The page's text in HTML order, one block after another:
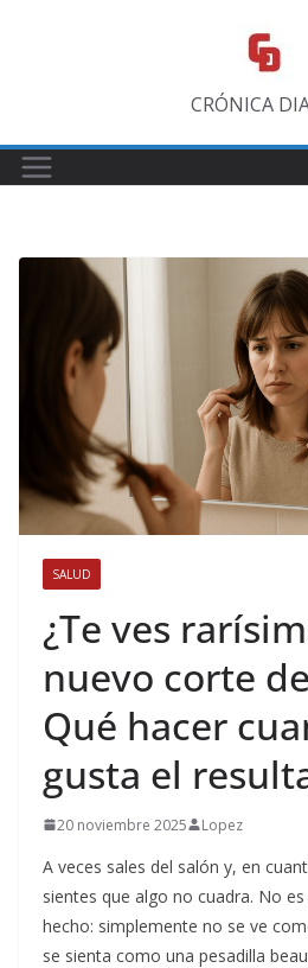
CRÓNICA
SALUD
¿Te ves
nuevo corte
Qué hacer
gusta el
20 noviembre 2025 Lopez
A veces sales del salón y, en
sientes que algo no cuadra. No
hecho: simplemente no se ve
se sienta como una pesadilla